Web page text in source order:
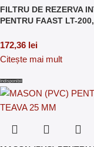
FILTRU DE REZERVA
PENTRU FAAST LT-
172,36 lei
Citește mai mult
Indisponibil